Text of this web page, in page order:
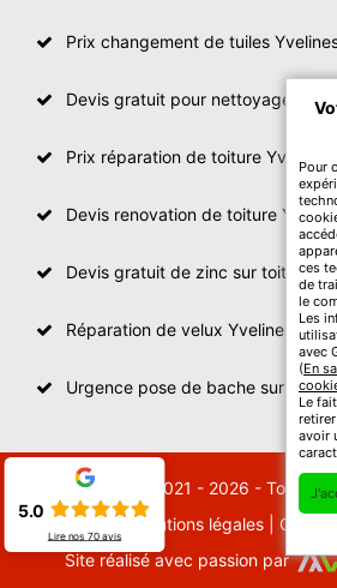
Prix changement de tuiles
Devis gratuit pour nettoyage
Prix réparation de toiture Yvelines
Devis renovation de toiture
Devis gratuit de zinc sur toiture
Réparation de velux Yvelines
Urgence pose de bache sur
© 2021 - 2026 - Tout
Mentions légales|
Site réalisé avec passion par
Pour
ces
de
le
Les
avec
(En
Le
avoir
5.0
Lire nos 70avis